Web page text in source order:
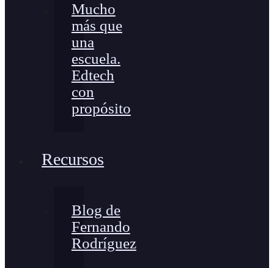
Mucho
más que
una
escuela.
Edtech
con
propósito
Recursos
Blog de
Fernando
Rodríguez